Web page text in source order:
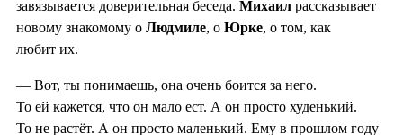
завязывается доверительная беседа. Михаил рассказывает
новому знакомому о Людмиле, о Юрке, о том, как
любит их.
— Вот, ты понимаешь, она очень боится за него.
То ей кажется, что он мало ест. А он просто худенький.
То не растёт. А он просто маленький. Ему в прошлом году